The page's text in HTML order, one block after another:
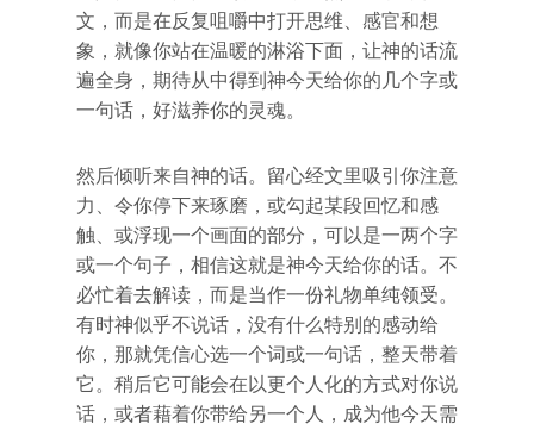
文，而是在反复咀嚼中打开思维、感官和想
象，就像你站在温暖的淋浴下面，让神的话流
遍全身，期待从中得到神今天给你的几个字或
一句话，好滋养你的灵魂。
然后倾听来自神的话。留心经文里吸引你注意
力、令你停下来琢磨，或勾起某段回忆和感
触、或浮现一个画面的部分，可以是一两个字
或一个句子，相信这就是神今天给你的话。不
必忙着去解读，而是当作一份礼物单纯领受。
有时神似乎不说话，没有什么特别的感动给
你，那就凭信心选一个词或一句话，整天带着
它。稍后它可能会在以更个人化的方式对你说
话，或者藉着你带给另一个人，成为他今天需